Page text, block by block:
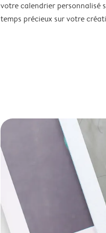
votre calendrier personnalisé
temps précieux sur votre